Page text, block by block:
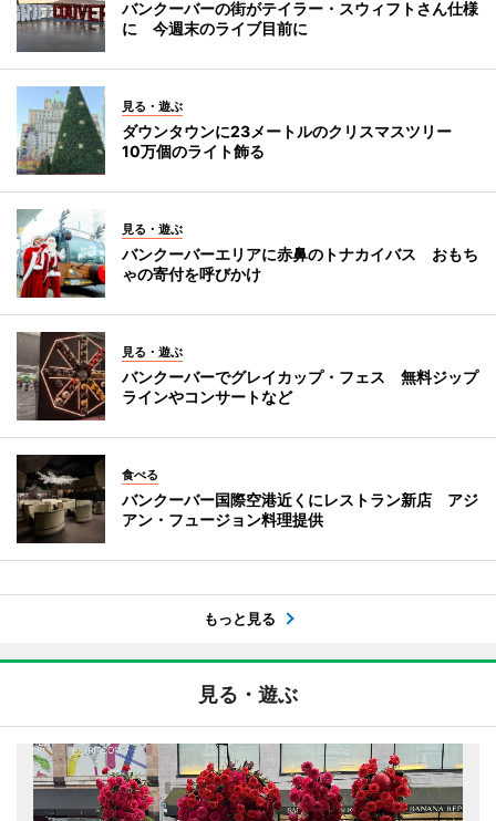
バンクーバーの街がテイラー・スウィフトさん仕様
に 今週末のライブ目前に
見る・遊ぶ
ダウンタウンに23メートルのクリスマスツリー
10万個のライト飾る
見る・遊ぶ
バンクーバーエリアに赤鼻のトナカイバス おもち
ゃの寄付を呼びかけ
見る・遊ぶ
バンクーバーでグレイカップ・フェス 無料ジップ
ラインやコンサートなど
食べる
バンクーバー国際空港近くにレストラン新店 アジ
アン・フュージョン料理提供
もっと見る
見る・遊ぶ